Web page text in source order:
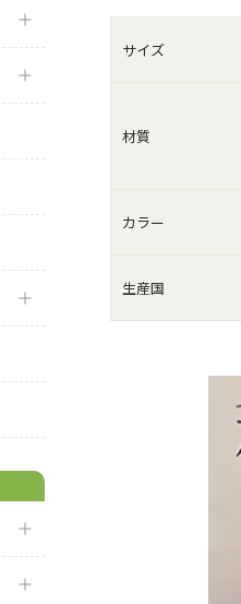
サイズ
材質
カラー
生産国